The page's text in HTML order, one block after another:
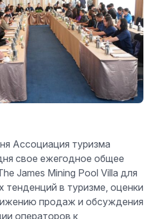
Ассоциация туризма
свое ежегодное общее
James Mining Pool Villa для
в туризме, оценки
продаж и обсуждения
операторов к